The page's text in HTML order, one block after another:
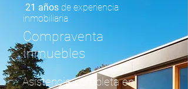
Compraventa
Inmuebles
Asistencia completa en
21 años de experiencia
inmobiliaria